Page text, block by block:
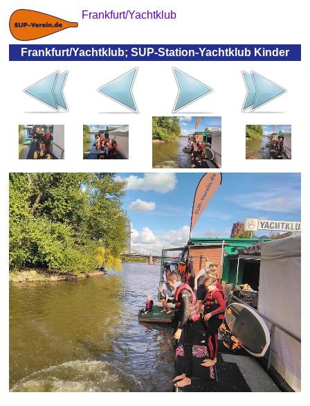
Frankfurt/Yachtklub
Frankfurt/Yachtklub; SUP-Station-Yachtklub Kinder